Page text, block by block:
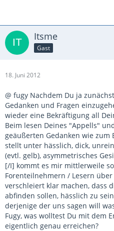
Itsme
Gast
18. Juni 2012
@ fugy Nachdem Du ja
Gedanken und Fragen
wieder eine Bekräftigung all
Beim lesen Deines "Appells"
geäußerten Gedanken wie
stellt unter hässlich, dick,
(evtl. gelb), asymmetrisches
[/I] kommt es mir mittlerweile
Forenteilnehmern / Lesern
verschleiert klar machen, dass
abfinden sollen, hässlich zu
derjenige der uns sagen will
Fugy, was wolltest Du mit dem
eigentlich genau erreichen?